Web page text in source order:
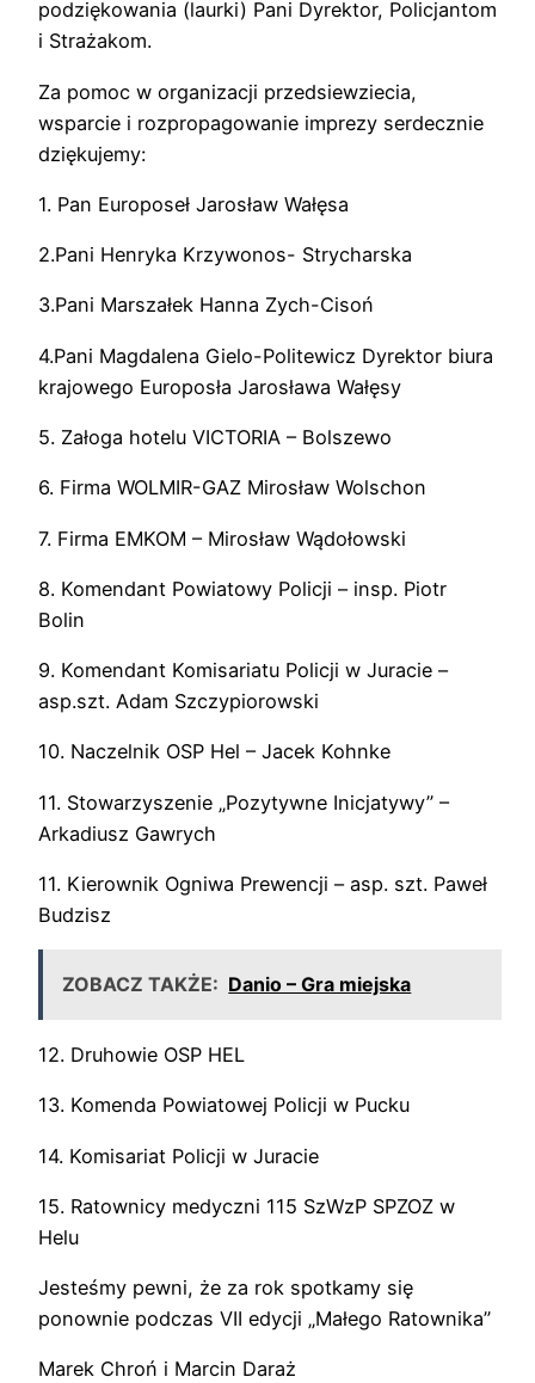
podziękowania (laurki) Pani Dyrektor, Policjantom
i Strażakom.
Za pomoc w organizacji przedsiewziecia,
wsparcie i rozpropagowanie imprezy serdecznie
dziękujemy:
1. Pan Europoseł Jarosław Wałęsa
2.Pani Henryka Krzywonos- Strycharska
3.Pani Marszałek Hanna Zych-Cisoń
4.Pani Magdalena Gielo-Politewicz Dyrektor biura
krajowego Europosła Jarosława Wałęsy
5. Załoga hotelu VICTORIA – Bolszewo
6. Firma WOLMIR-GAZ Mirosław Wolschon
7. Firma EMKOM – Mirosław Wądołowski
8. Komendant Powiatowy Policji – insp. Piotr
Bolin
9. Komendant Komisariatu Policji w Juracie –
asp.szt. Adam Szczypiorowski
10. Naczelnik OSP Hel – Jacek Kohnke
11. Stowarzyszenie „Pozytywne Inicjatywy” –
Arkadiusz Gawrych
11. Kierownik Ogniwa Prewencji – asp. szt. Paweł
Budzisz
ZOBACZ TAKŻE: Danio – Gra miejska
12. Druhowie OSP HEL
13. Komenda Powiatowej Policji w Pucku
14. Komisariat Policji w Juracie
15. Ratownicy medyczni 115 SzWzP SPZOZ w
Helu
Jesteśmy pewni, że za rok spotkamy się
ponownie podczas VII edycji „Małego Ratownika”
Marek Chroń i Marcin Daraż